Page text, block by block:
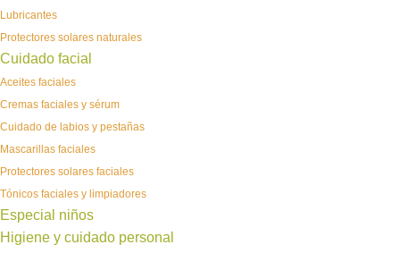
Lubricantes
Protectores solares naturales
Cuidado facial
Aceites faciales
Cremas faciales y sérum
Cuidado de labios y pestañas
Mascarillas faciales
Protectores solares faciales
Tónicos faciales y limpiadores
Especial niños
Higiene y cuidado personal